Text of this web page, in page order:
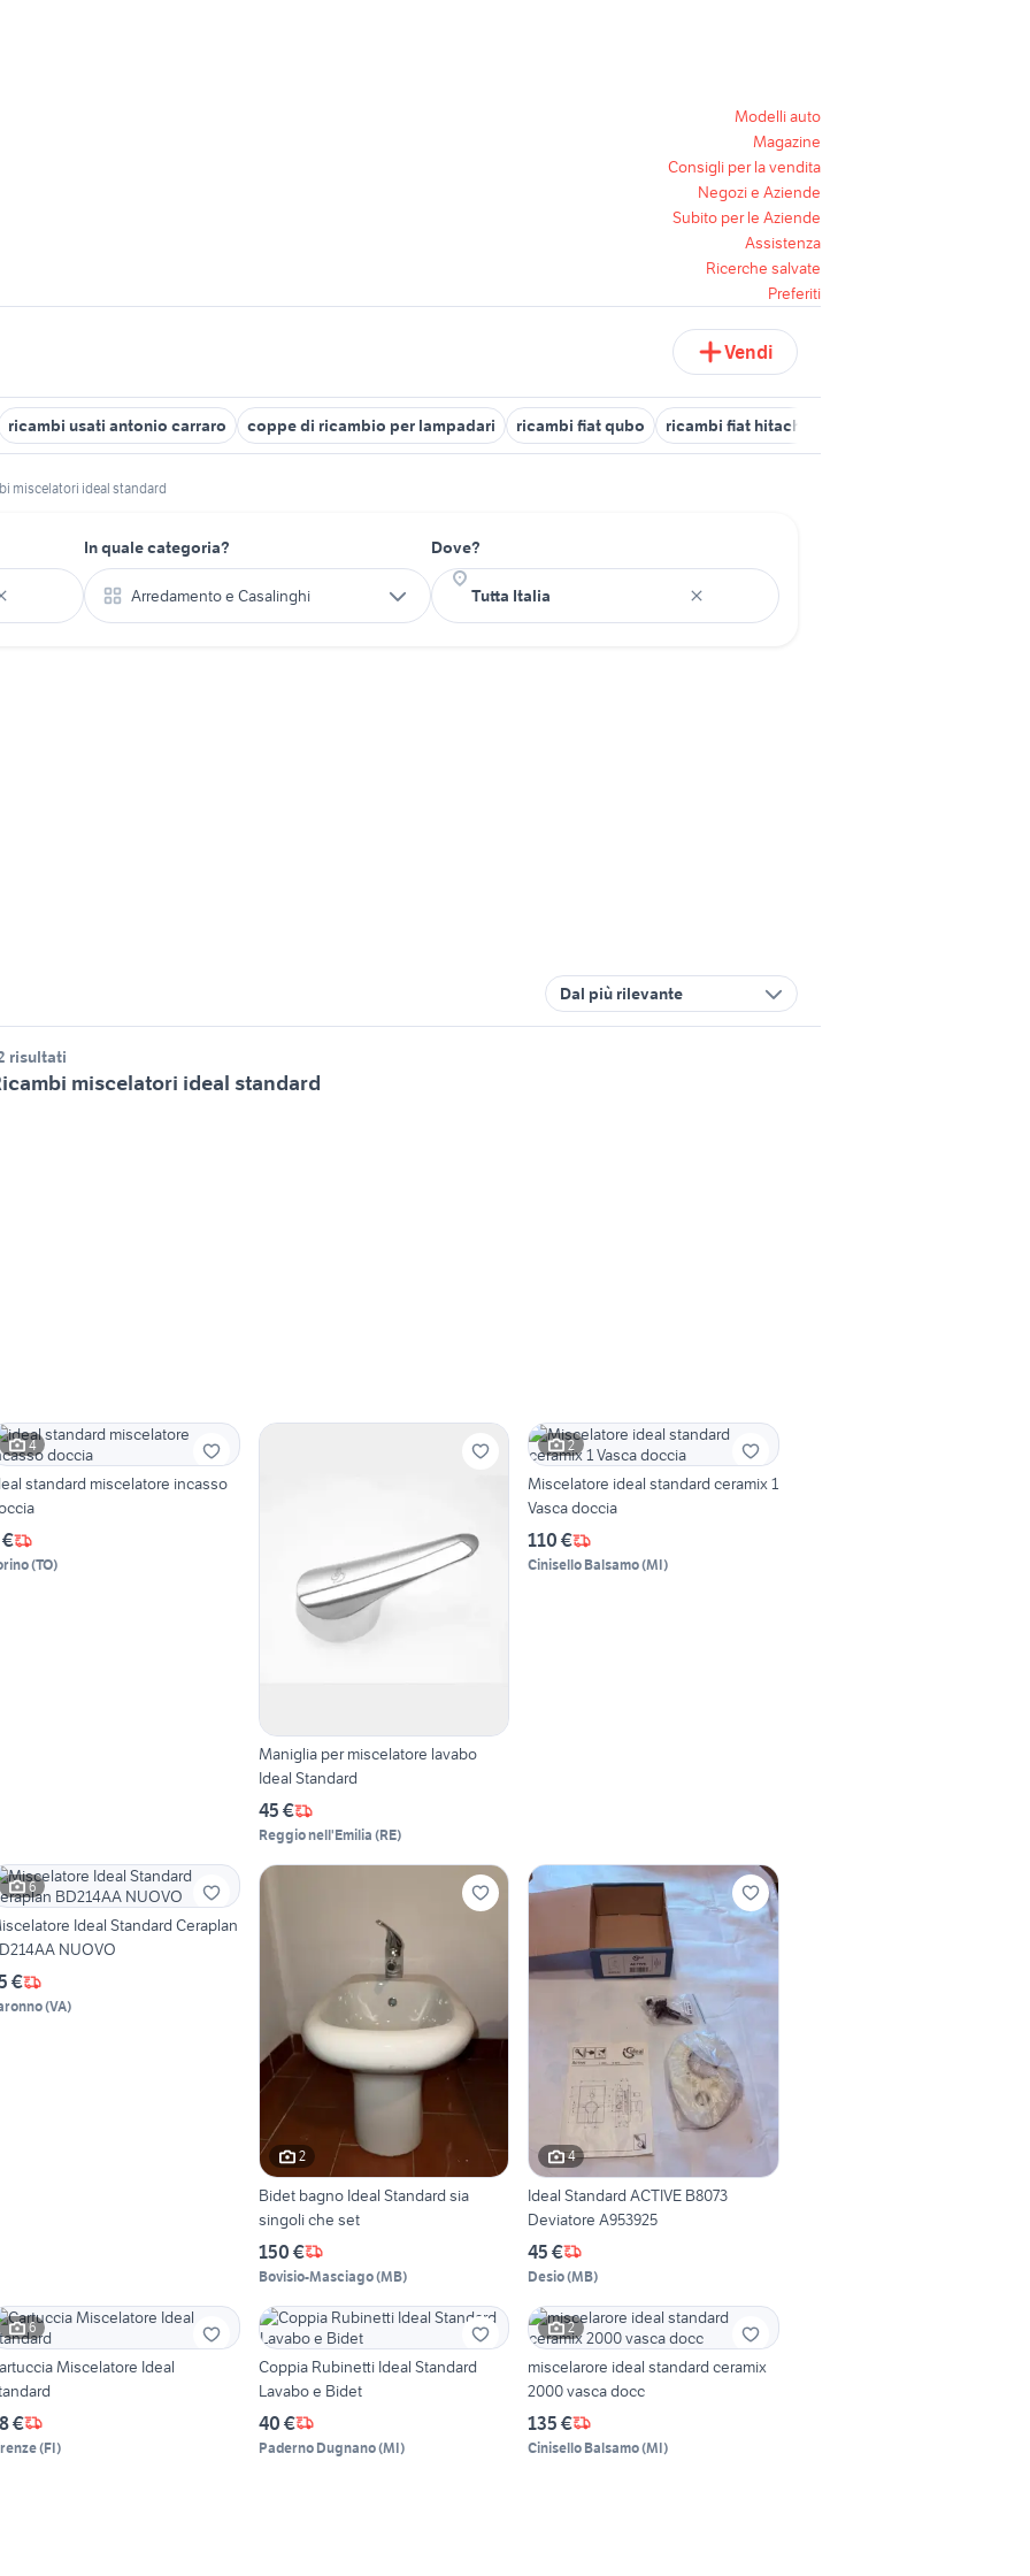
Modelli auto
Magazine
Consigli per la vendita
Negozi e Aziende
Subito per le Aziende
Assistenza
Ricerche salvate
Preferiti
Vendi
ricambi usati antonio carraro coppe di ricambio per lampadari ricambi fiat qubo ricambi fiat hitachi veicoli commerciali
miscelatori ideal standard
In quale categoria?
Arredamento e Casalinghi
Dove?
Dal più rilevante
risultati
miscelatori ideal standard
4
standard miscelatore incasso
(TO)
Maniglia per miscelatore lavabo
Ideal Standard
45 €
Reggio nell'Emilia (RE)
2
Miscelatore ideal standard ceramix 1
Vasca doccia
110 €
Cinisello Balsamo(MI)
6
Ideal Standard Ceraplan
NUOVO
€
(VA)
2
Bidet bagno Ideal Standard sia
singoli che set
150 €
Bovisio-Masciago(MB)
4
Ideal Standard ACTIVE B8073
Deviatore A953925
45 €
Desio(MB)
6
Miscelatore Ideal
€
(FI)
Coppia Rubinetti Ideal Standard
Lavabo e Bidet
40 €
Paderno Dugnano(MI)
2
miscelarore ideal standard ceramix
2000 vasca docc
135 €
Cinisello Balsamo(MI)